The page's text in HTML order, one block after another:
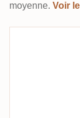
moyenne. Voir